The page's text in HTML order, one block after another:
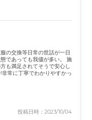
は気持ちがいい。
もらい有難かった。
。 歯も週1で歯科医
心している。
車で15～20分ぐらい
の交換等日常の世話が一日
であっても我儘が多い。 施
も満足されてそうで安心し
常に丁寧でわかりやすかっ
投稿日時：2023/10/04